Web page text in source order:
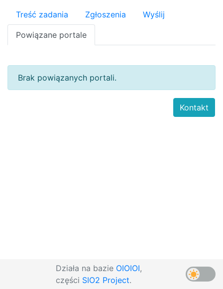
Treść zadania Zgłoszenia Wyślij
Powiązane portale
Brak powiązanych portali.
Działa na bazie OIOIOI,
części SIO2 Project.
Kontakt